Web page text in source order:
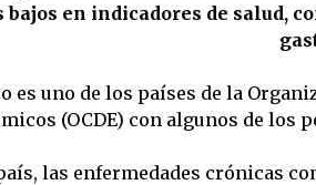
bajos en indicadores de salud,
es uno de los países de la
(OCDE) con algunos de los
las enfermedades crónicas